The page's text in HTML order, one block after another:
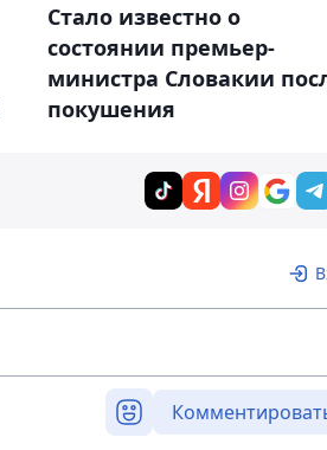
Стало известно о
состоянии премьер-
министра Словакии
покушения